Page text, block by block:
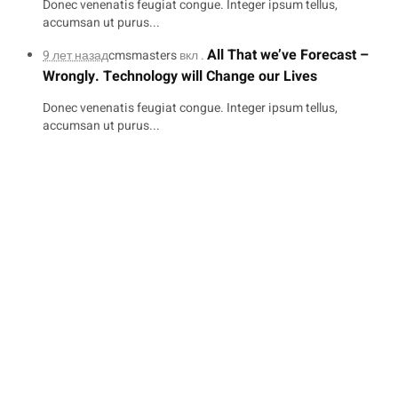
Donec venenatis feugiat congue. Integer ipsum tellus,
accumsan ut purus...
9 лет назадcmsmastersвкл .All That we’ve Forecast –
Wrongly. Technology will Change our Lives
Donec venenatis feugiat congue. Integer ipsum tellus,
accumsan ut purus...